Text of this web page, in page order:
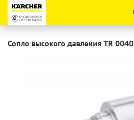
Сопло высокого давления TR 0040